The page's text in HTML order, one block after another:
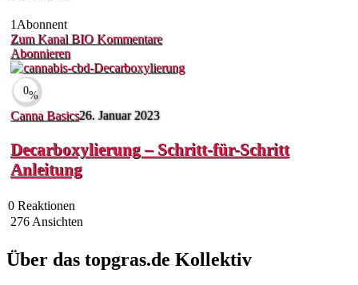
1 Abonnent
Zum Kanal BIO Kommentare
Abonnieren
0%
Canna Basics26. Januar 2023
Decarboxylierung – Schritt-für-Schritt
Anleitung
0 Reaktionen
276 Ansichten
Über das topgras.de Kollektiv